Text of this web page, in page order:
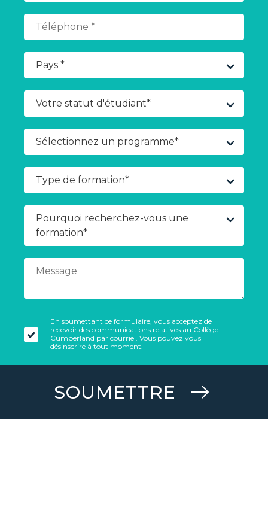
En soumettant ce formulaire, vous acceptez de
recevoir des communications relatives au Collège
Cumberland par courriel. Vous pouvez vous
désinscrire à tout moment.
SOUMETTRE